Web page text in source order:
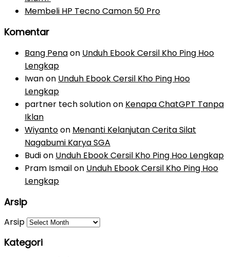
Membeli HP Tecno Camon 50 Pro
Komentar
Bang Penaon Unduh Ebook Cersil Kho Ping Hoo
Lengkap
Iwanon Unduh Ebook Cersil Kho Ping Hoo
Lengkap
partner tech solutionon Kenapa ChatGPT Tanpa
Iklan
Wiyantoon Menanti Kelanjutan Cerita Silat
Nagabumi Karya SGA
Budion Unduh Ebook Cersil Kho Ping Hoo Lengkap
Pram Ismailon Unduh Ebook Cersil Kho Ping Hoo
Lengkap
Arsip
Arsip
Kategori